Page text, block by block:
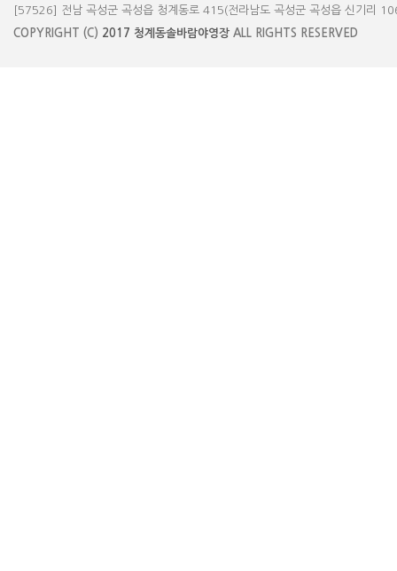
[57526] 전남 곡성군 곡성읍 청계동로 415(전라남도 곡성군 곡성읍 신기
COPYRIGHT (C) 2017 청계동솔바람야영장 ALL RIGHTS RESERVED